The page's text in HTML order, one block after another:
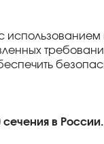
с
в России.